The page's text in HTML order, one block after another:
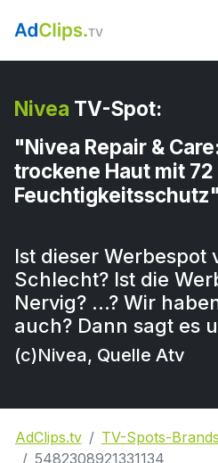
Nivea TV-Spot:
"Nivea Repair &
trockene Haut mit
Feuchtigkeitsschutz"
Ist dieser Werbespot
Schlecht? Ist die
Nervig? …? Wir
auch? Dann sagt es
(c)Nivea, Quelle Atv
AdClips.tv TV-Spots-Brands
5482308921331134